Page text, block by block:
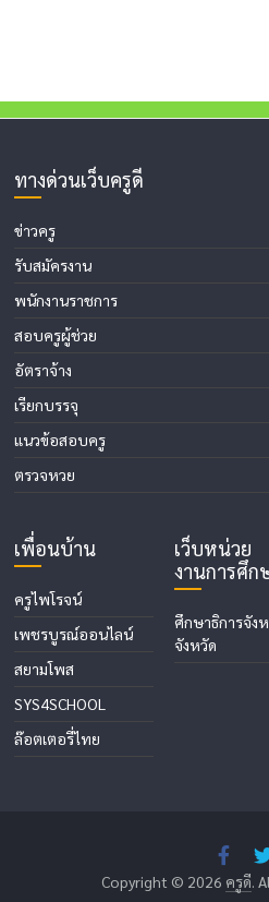
ทางด่วนเว็บครูดี
ข่าวครู
รับสมัครงาน
พนักงานราชการ
สอบครูผู้ช่วย
อัตราจ้าง
เรียกบรรจุ
แนวข้อสอบครู
ตรวจหวย
เพื่อนบ้าน
ครูไพโรจน์
เพชรบูรณ์ออนไลน์
สยามโพส
SYS4SCHOOL
ล๊อตเตอรี่ไทย
เว็บหน่วย
งานการศึก
ศึกษาธิการจัง
จังหวัด
Copyright © 2026 ครูดี.